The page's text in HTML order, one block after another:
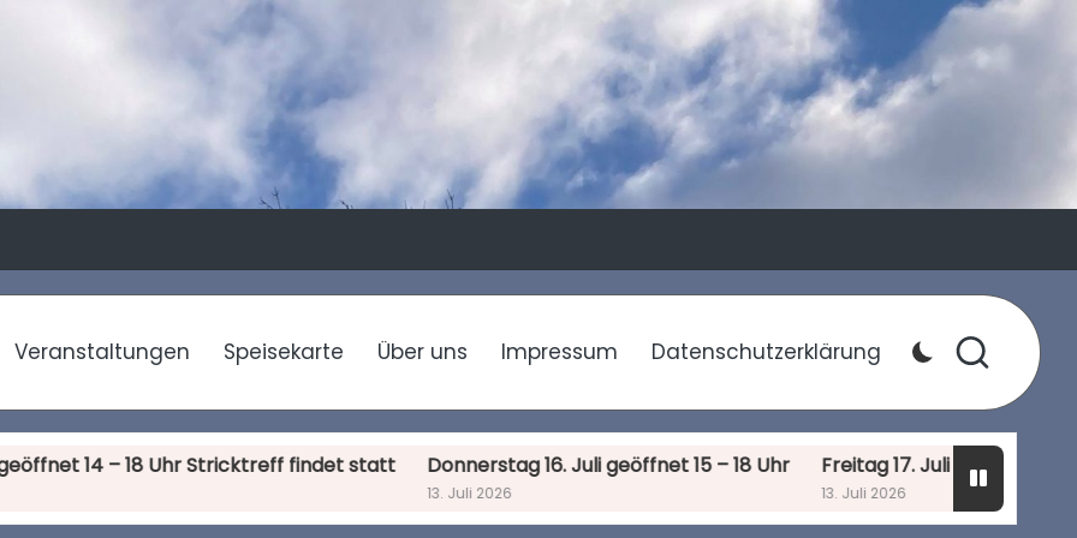
Veranstaltungen Speisekarte Über uns Impressum Datenschutzerklärung
14 – 18 Uhr Stricktreff findet statt Donnerstag 16. Juli geöffnet 15 – 18 Uhr
13. Juli 2026
Freitag 17. Juli geöffnet 9 – 18
13. Juli 2026